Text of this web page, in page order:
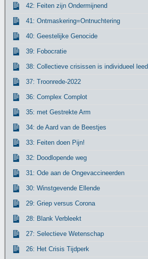
42: Feiten zijn Ondermijnend
41: Ontmaskering=Ontnuchtering
40: Geestelijke Genocide
39: Fobocratie
38: Collectieve crisissen is individueel leed
37: Troonrede-2022
36: Complex Complot
35: met Gestrekte Arm
34: de Aard van de Beestjes
33: Feiten doen Pijn!
32: Doodlopende weg
31: Ode aan de Ongevaccineerden
30: Winstgevende Ellende
29: Griep versus Corona
28: Blank Verbleekt
27: Selectieve Wetenschap
26: Het Crisis Tijdperk